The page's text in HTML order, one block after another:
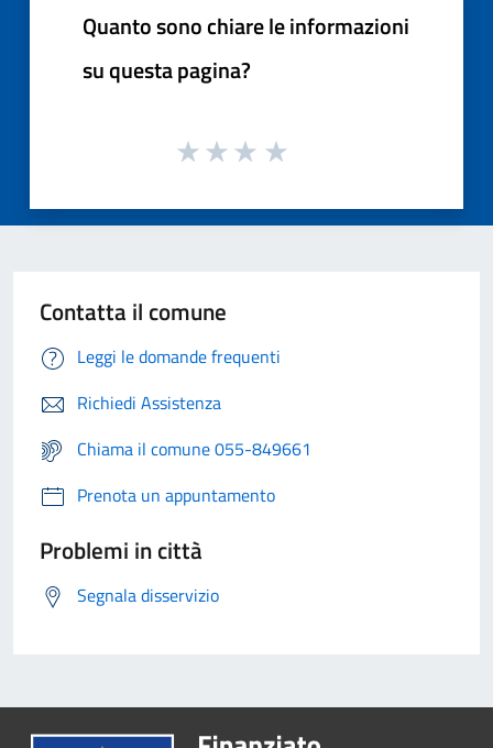
Quanto sono chiare le informazioni
su questa pagina?
Contatta il comune
Leggi le domande frequenti
Richiedi Assistenza
Chiama il comune 055-849661
Prenota un appuntamento
Problemi in città
Segnala disservizio